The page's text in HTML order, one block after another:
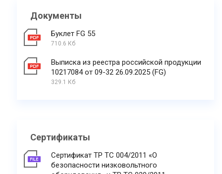
Документы
Буклет FG 55
710.6 Кб
Выписка из реестра российской продукции
10217084 от 09-32 26.09.2025 (FG)
329.1 Кб
Сертификаты
Сертификат ТР ТС 004/2011 «О
безопасности низковольтного